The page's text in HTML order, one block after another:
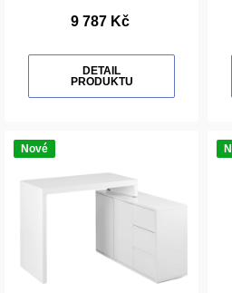
9 787 Kč
DETAIL
PRODUKTU
Nové